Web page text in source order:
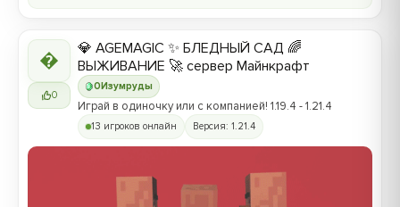

0
0 Изумруды
💎 AGEMAGIC ✨ БЛЕДНЫЙ САД 🌈
ВЫЖИВАНИЕ 🚀 сервер Майнкрафт
Играй в одиночку или с компанией! 1.19.4 - 1.21.4
13 игроков онлайн Версия: 1.21.4